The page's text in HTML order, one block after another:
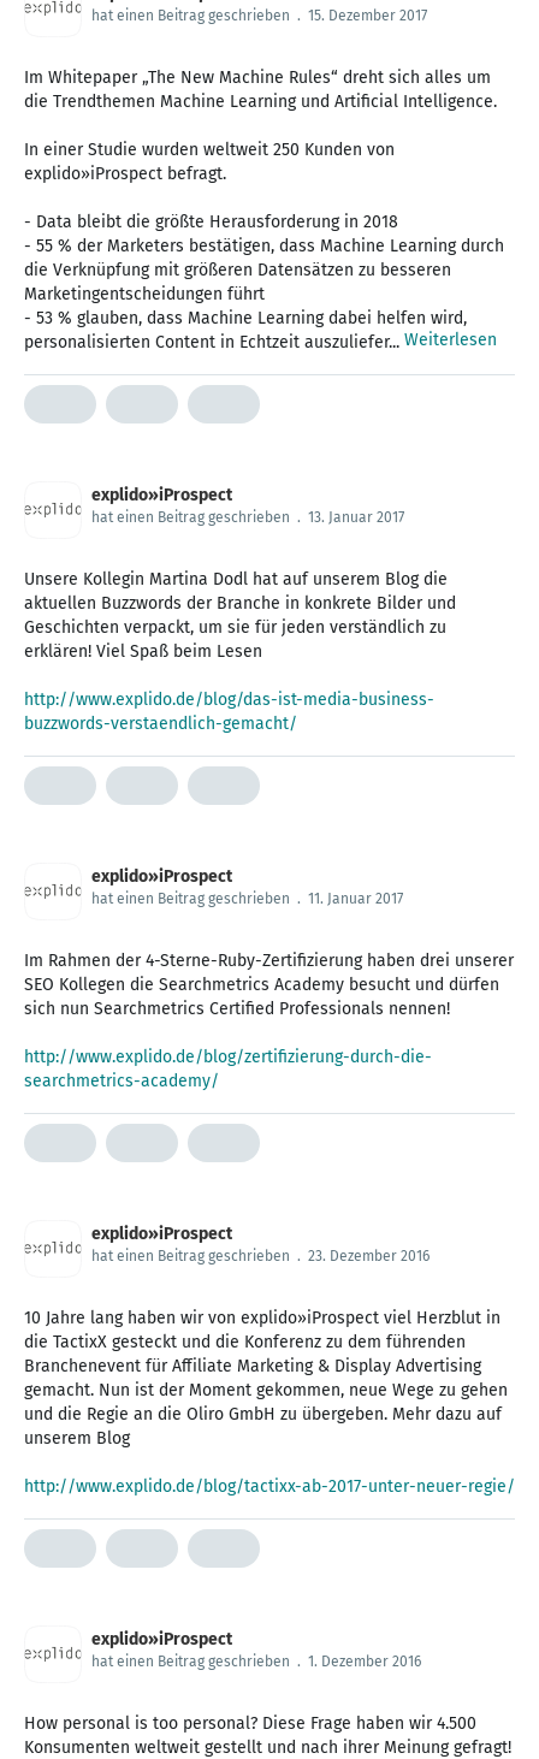
hat einen Beitrag geschrieben . 15. Dezember 2017
Im Whitepaper „The New Machine Rules“ dreht sich alles um
die Trendthemen Machine Learning und Artificial Intelligence.
In einer Studie wurden weltweit 250 Kunden von
explido»iProspect befragt.
- Data bleibt die größte Herausforderung in 2018
- 55 % der Marketers bestätigen, dass Machine Learning durch
die Verknüpfung mit größeren Datensätzen zu besseren
Marketingentscheidungen führt
- 53 % glauben, dass Machine Learning dabei helfen wird,
personalisierten Content in Echtzeit auszuliefer... Weiterlesen
explido»iProspect
hat einen Beitrag geschrieben . 13. Januar 2017
Unsere Kollegin Martina Dodl hat auf unserem Blog die
aktuellen Buzzwords der Branche in konkrete Bilder und
Geschichten verpackt, um sie für jeden verständlich zu
erklären! Viel Spaß beim Lesen
http://www.explido.de/blog/das-ist-media-business-
buzzwords-verstaendlich-gemacht/
explido»iProspect
hat einen Beitrag geschrieben . 11. Januar 2017
Im Rahmen der 4-Sterne-Ruby-Zertifizierung haben drei unserer
SEO Kollegen die Searchmetrics Academy besucht und dürfen
sich nun Searchmetrics Certified Professionals nennen!
http://www.explido.de/blog/zertifizierung-durch-die-
searchmetrics-academy/
explido»iProspect
hat einen Beitrag geschrieben . 23. Dezember 2016
10 Jahre lang haben wir von explido»iProspect viel Herzblut in
die TactixX gesteckt und die Konferenz zu dem führenden
Branchenevent für Affiliate Marketing & Display Advertising
gemacht. Nun ist der Moment gekommen, neue Wege zu gehen
und die Regie an die Oliro GmbH zu übergeben. Mehr dazu auf
unserem Blog
http://www.explido.de/blog/tactixx-ab-2017-unter-neuer-regie/
explido»iProspect
hat einen Beitrag geschrieben . 1. Dezember 2016
How personal is too personal? Diese Frage haben wir 4.500
Konsumenten weltweit gestellt und nach ihrer Meinung gefragt!